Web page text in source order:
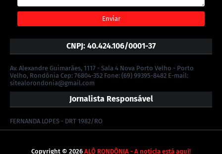
CNPJ: 40.424.106/0001-37
Av. Alexandre Guimarães, 1117 - Sala 4 Nova Porto Velho - Porto
Velho, Rondônia Cep: 76804-352 Fone: (69) 99395-8482 E-mail:
sitealorondonia@gmail.com
Jornalista Responsável
FERNANDA LOPES - DRT 1982/RO
Copyright © 2026 ALÔ RONDÔNIA - A notícia está aqui!